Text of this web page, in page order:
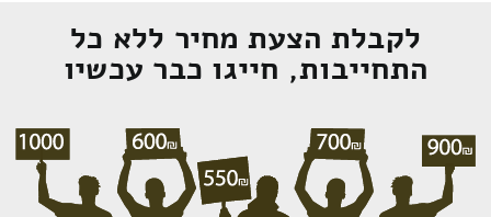
לקבלת הצעת מחיר ללא כל
התחייבות, חייגו כבר עכשיו